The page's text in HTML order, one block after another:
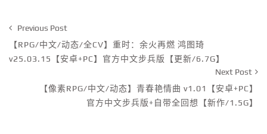
Previous Post
【RPG/中文/动态/全CV】重时：余火再燃 鸿图琦
v25.03.15【安卓+PC】官方中文步兵版【更新/6.7G】
Next Post
【像素RPG/中文/动态】青春艳情曲 v1.01【安卓+PC】
官方中文步兵版+自带全回想【新作/1.5G】